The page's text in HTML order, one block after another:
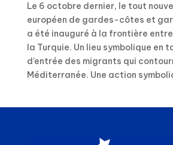
Le 6 octobre dernier, le tout
européen de gardes-côtes et
a été inauguré à la frontière
la Turquie. Un lieu symbolique en
d’entrée des migrants qui
Méditerranée. Une action